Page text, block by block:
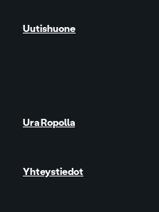
Uutishuone
Ura Ropolla
Yhteystiedot